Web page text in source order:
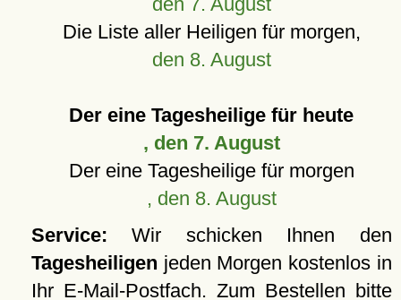
Die Liste aller Heiligen für morgen,
den 8. August
Der eine Tagesheilige für heute
, den 7. August
Der eine Tagesheilige für morgen
, den 8. August
Service: Wir schicken Ihnen den
Tagesheiligen jeden Morgen kostenlos in
Ihr E-Mail-Postfach. Zum Bestellen bitte